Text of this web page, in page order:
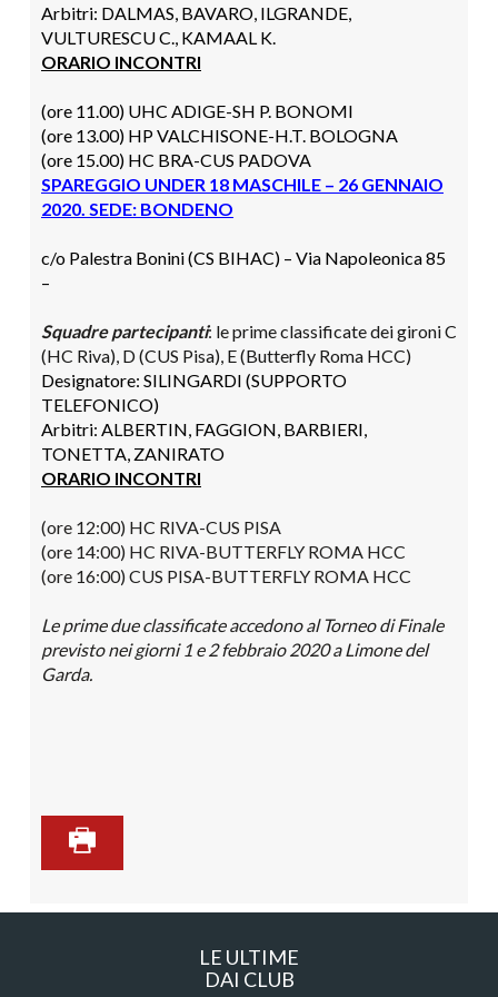
Arbitri: DALMAS, BAVARO, ILGRANDE,
VULTURESCU C., KAMAAL K.
ORARIO INCONTRI
(ore 11.00) UHC ADIGE-SH P. BONOMI
(ore 13.00) HP VALCHISONE-H.T. BOLOGNA
(ore 15.00) HC BRA-CUS PADOVA
SPAREGGIO UNDER 18 MASCHILE – 26 GENNAIO
2020 . SEDE: BONDENO
c/o Palestra Bonini (CS BIHAC) – Via Napoleonica 85
–
Squadre partecipanti: le prime classificate dei gironi C
(HC Riva), D (CUS Pisa), E (Butterfly Roma HCC)
Designatore: SILINGARDI (SUPPORTO
TELEFONICO)
Arbitri: ALBERTIN, FAGGION, BARBIERI,
TONETTA, ZANIRATO
ORARIO INCONTRI
(ore 12:00) HC RIVA-CUS PISA
(ore 14:00) HC RIVA-BUTTERFLY ROMA HCC
(ore 16:00)CUS PISA-BUTTERFLY ROMA HCC
Le prime due classificate accedono al Torneo di Finale
previsto nei giorni 1 e 2 febbraio 2020 a Limone del
Garda.
LE ULTIME
DAI CLUB